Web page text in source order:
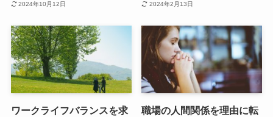
2024年10月12日 2024年2月13日
ワークライフバランスを求
職場の人間関係を理由に転